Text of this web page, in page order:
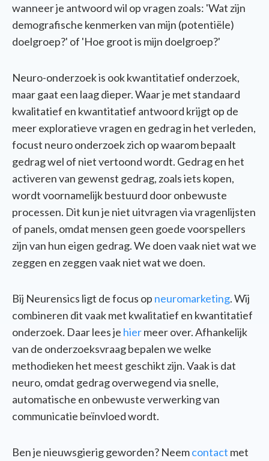
wanneer je antwoord wil op vragen zoals: 'Wat zijn
demografische kenmerken van mijn (potentiële)
doelgroep?' of 'Hoe groot is mijn doelgroep?'
Neuro-onderzoek is ook kwantitatief onderzoek,
maar gaat een laag dieper. Waar je met standaard
kwalitatief en kwantitatief antwoord krijgt op de
meer exploratieve vragen en gedrag in het verleden,
focust neuro onderzoek zich op waarom bepaalt
gedrag wel of niet vertoond wordt. Gedrag en het
activeren van gewenst gedrag, zoals iets kopen,
wordt voornamelijk bestuurd door onbewuste
processen. Dit kun je niet uitvragen via vragenlijsten
of panels, omdat mensen geen goede voorspellers
zijn van hun eigen gedrag. We doen vaak niet wat we
zeggen en zeggen vaak niet wat we doen.
Bij Neurensics ligt de focus op neuromarketing. Wij
combineren dit vaak met kwalitatief en kwantitatief
onderzoek. Daar lees je hiermeer over. Afhankelijk
van de onderzoeksvraag bepalen we welke
methodieken het meest geschikt zijn. Vaak is dat
neuro, omdat gedrag overwegend via snelle,
automatische en onbewuste verwerking van
communicatie beïnvloed wordt.
Ben je nieuwsgierig geworden? Neemcontact met